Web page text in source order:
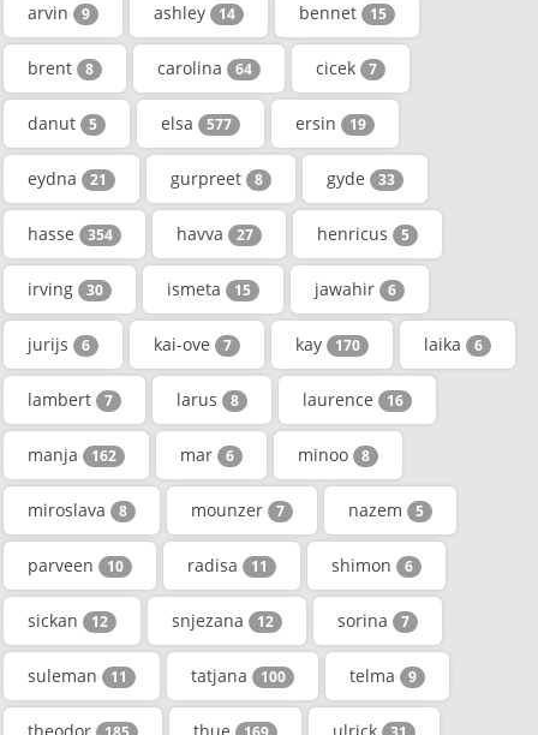
arvin 9 ashley 14 bennet 15
brent 8 carolina 64 cicek 7
danut 5 elsa 577 ersin 19
eydna 21 gurpreet 8 gyde 33
hasse 354 havva 27 henricus 5
irving 30 ismeta 15 jawahir 6
jurijs 6 kai-ove 7 kay 170 laika 6
lambert 7 larus 8 laurence 16
manja 162 mar 6 minoo 8
miroslava 8 mounzer 7 nazem 5
parveen 10 radisa 11 shimon 6
sickan 12 snjezana 12 sorina 7
suleman 11 tatjana 100 telma 9